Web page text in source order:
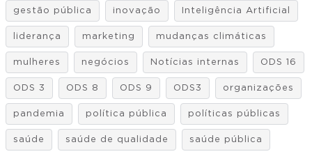
gestão pública inovação Inteligência Artificial
liderança marketing mudanças climáticas
mulheres negócios Notícias internas ODS 16
ODS 3 ODS 8 ODS 9 ODS3 organizações
pandemia política pública políticas públicas
saúde saúde de qualidade saúde pública